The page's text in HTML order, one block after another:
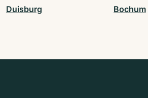
Duisburg Bochum